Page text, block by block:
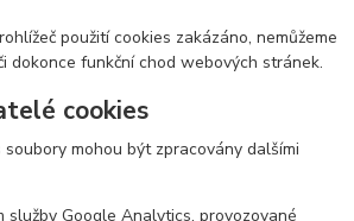
použití cookies zakázáno, nemůžeme
dokonce funkční chod webových stránek.
cookies
soubory mohou být zpracovány dalšími
služby Google Analytics, provozované